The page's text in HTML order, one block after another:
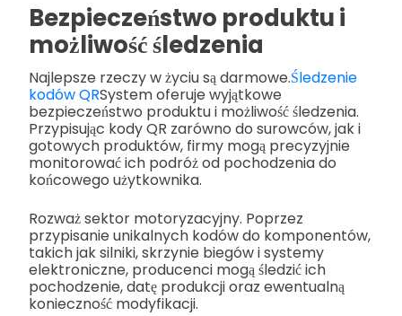
Bezpieczeństwo produktu i
możliwość śledzenia
Najlepsze rzeczy w życiu są darmowe.Śledzenie
kodów QRSystem oferuje wyjątkowe
bezpieczeństwo produktu i możliwość śledzenia.
Przypisując kody QR zarówno do surowców, jak i
gotowych produktów, firmy mogą precyzyjnie
monitorować ich podróż od pochodzenia do
końcowego użytkownika.
Rozważ sektor motoryzacyjny. Poprzez
przypisanie unikalnych kodów do komponentów,
takich jak silniki, skrzynie biegów i systemy
elektroniczne, producenci mogą śledzić ich
pochodzenie, datę produkcji oraz ewentualną
konieczność modyfikacji.